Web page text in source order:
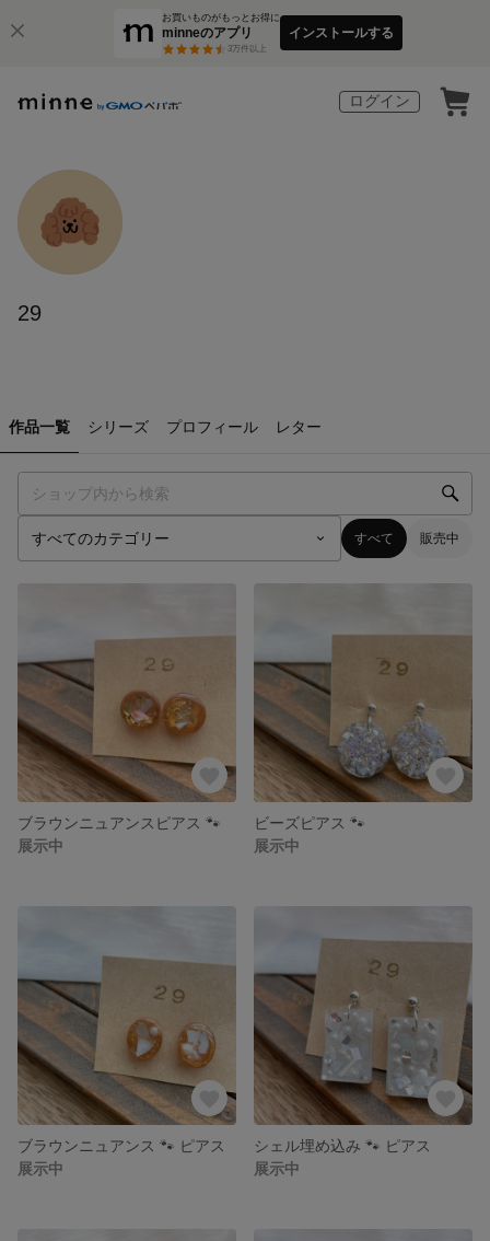
お買いものがもっとお得に
minneのアプリ
3万件以上
インストールする
ログイン
29
作品一覧 シリーズ プロフィール レター
すべて 販売中
ブラウンニュアンスピアス 🐾
展示中
ビーズピアス 🐾
展示中
ブラウンニュアンス 🐾 ピアス
展示中
シェル埋め込み 🐾 ピアス
展示中